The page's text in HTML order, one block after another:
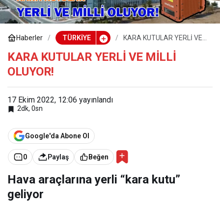
Haberler TÜRKİYE
KARA KUTULAR YERLİ VE
KARA KUTULAR YERLİ VE MİLLİ
OLUYOR!
17 Ekim 2022, 12:06 yayınlandı
2dk, 0sn
Google'da Abone Ol
0 Paylaş Beğen
Hava araçlarına yerli “kara kutu”
geliyor